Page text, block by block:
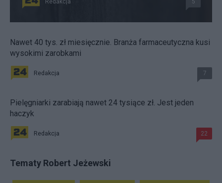
Nawet 40 tys. zł miesięcznie. Branża farmaceutyczna kusi
wysokimi zarobkami
Redakcja 7
Pielęgniarki zarabiają nawet 24 tysiące zł. Jest jeden
haczyk
Redakcja 22
Tematy Robert Jeżewski